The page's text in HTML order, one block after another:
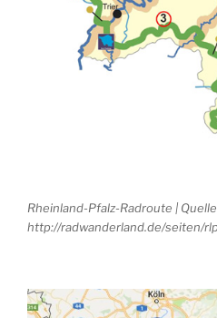
Rheinland-Pfalz-Radroute |
http://radwanderland.de/seiten/